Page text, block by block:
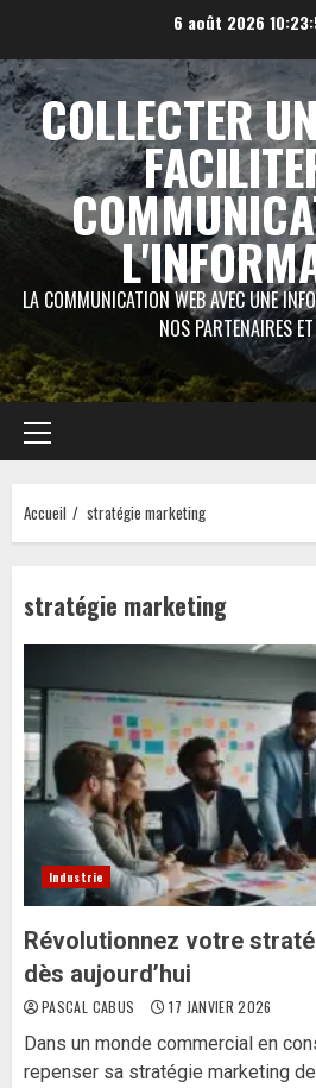
contenu
6 août 2026
COLLECTER
LA COMMUNICATION WEB AVEC UNE
NOS PARTENAIRES
Menu
principal
Accueil stratégie marketing
stratégie marketing
Industrie
Révolutionnez votre
dès aujourd’hui
PASCAL CABUS 17 JANVIER 2026
Dans un monde commercial en
repenser sa stratégie marketing